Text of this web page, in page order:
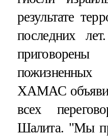
результате
последних
пожизненных
ХАМАС
всех
Шалита. "Мы